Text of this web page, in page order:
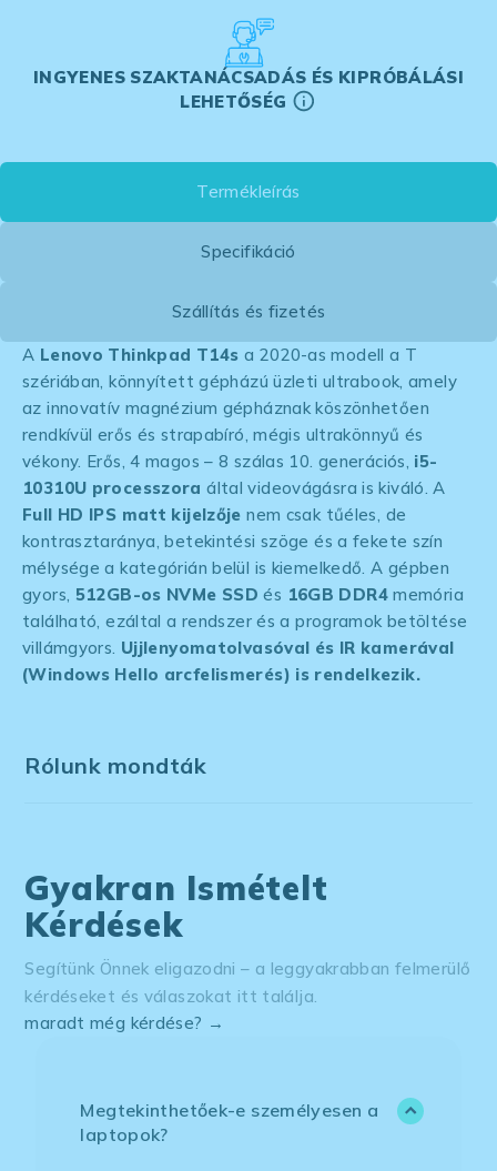
INGYENES SZAKTANÁCSADÁS ÉS KIPRÓBÁLÁSI
LEHETŐSÉG
Termékleírás
Specifikáció
Szállítás és fizetés
A Lenovo Thinkpad T14s a 2020-as modell a T
szériában, könnyített gépházú üzleti ultrabook, amely
az innovatív magnézium gépháznak köszönhetően
rendkívül erős és strapabíró, mégis ultrakönnyű és
vékony. Erős, 4 magos – 8 szálas 10. generációs, i5-
10310U processzora által videovágásra is kiváló. A
Full HD IPS matt kijelzőjenem csak tűéles, de
kontrasztaránya, betekintési szöge és a fekete szín
mélysége a kategórián belül is kiemelkedő. A gépben
gyors, 512GB-os NVMe SSD és 16GB DDR4memória
található, ezáltal a rendszer és a programok betöltése
villámgyors. Ujjlenyomatolvasóval és IR kamerával
(Windows Hello arcfelismerés) is rendelkezik.
Rólunk mondták
Gyakran Ismételt
Kérdések
Segítünk Önnek eligazodni – a leggyakrabban felmerülő
kérdéseket és válaszokat itt találja.
maradt még kérdése? →
Megtekinthetőek-e személyesen a
laptopok?